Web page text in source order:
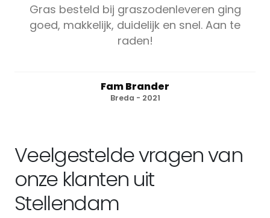
Gras besteld bij graszodenleveren ging
goed, makkelijk, duidelijk en snel. Aan te
raden!
Fam Brander
Breda - 2021
Veelgestelde vragen van
onze klanten uit
Stellendam